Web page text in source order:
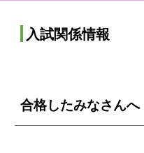
入試関係情報
合格したみなさんへ